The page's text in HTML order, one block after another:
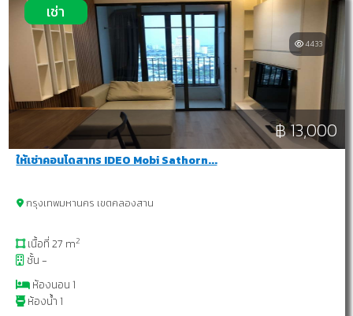
เช่า
4433
฿ 13,000
ให้เช่าคอนโดสาทร IDEO Mobi Sathorn...
กรุงเทพมหานคร เขตคลองสาน
เนื้อที่ 27 m2
ชั้น -
ห้องนอน 1
ห้องน้ำ 1